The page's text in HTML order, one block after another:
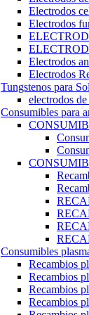
Electrodos
Electrodos
Electrodos
Electrodos
Tungstenos para
electrodos
Consumibles para
Consumibles
Recambios
Recambios
Recambios
Recambios